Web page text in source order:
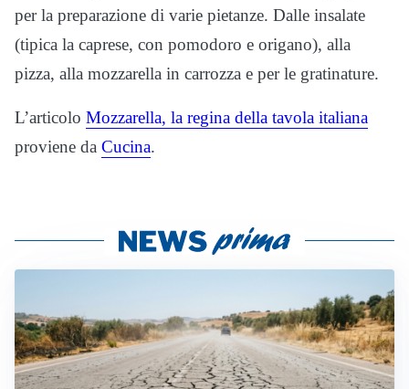
per la preparazione di varie pietanze. Dalle insalate
(tipica la caprese, con pomodoro e origano), alla
pizza, alla mozzarella in carrozza e per le gratinature.
L’articolo Mozzarella, la regina della tavola italiana
proviene da Cucina.